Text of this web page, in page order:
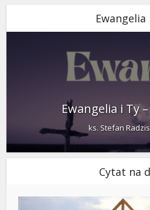
Ewangelia
Ewangelia i Ty
ks. Stefan
Cytat na